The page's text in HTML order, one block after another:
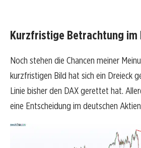
Kurzfristige Betrachtung im
Noch stehen die Chancen meiner
kurzfristigen Bild hat sich ein Dreieck
Linie bisher den DAX gerettet hat.
eine Entscheidung im deutschen